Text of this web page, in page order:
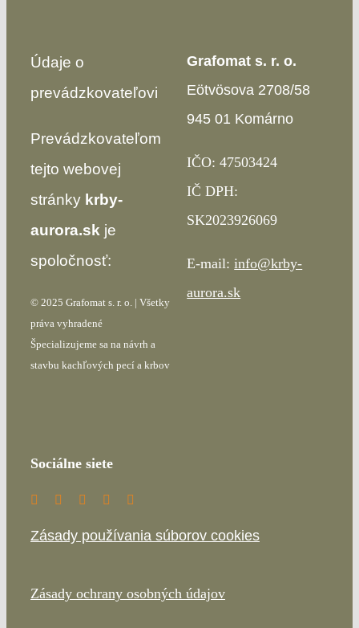
Údaje o
prevádzkovateľovi
Prevádzkovateľom
tejto webovej
stránky krby-
aurora.sk je
spoločnosť:
© 2025 Grafomat s. r. o. | Všetky
práva vyhradené
Špecializujeme sa na návrh a
stavbu kachľových pecí a krbov
Grafomat s. r. o.
Eötvösova 2708/58
945 01 Komárno
IČO: 47503424
IČ DPH:
SK2023926069
E-mail:info@krby-
aurora.sk
Sociálne siete
Zásady používania súborov cookies
Zásady ochrany osobných údajov